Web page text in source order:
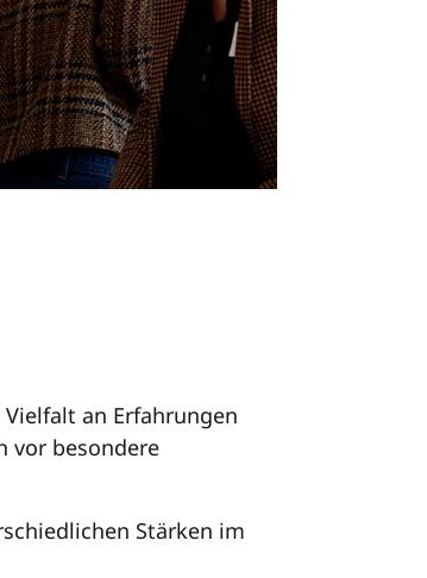
an Erfahrungen
vor besondere
Stärken im